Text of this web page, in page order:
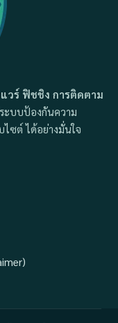
วร์ ฟิชชิง การติดตาม
ะบบป้องกันความ
ซต์ ได้อย่างมั่นใจ